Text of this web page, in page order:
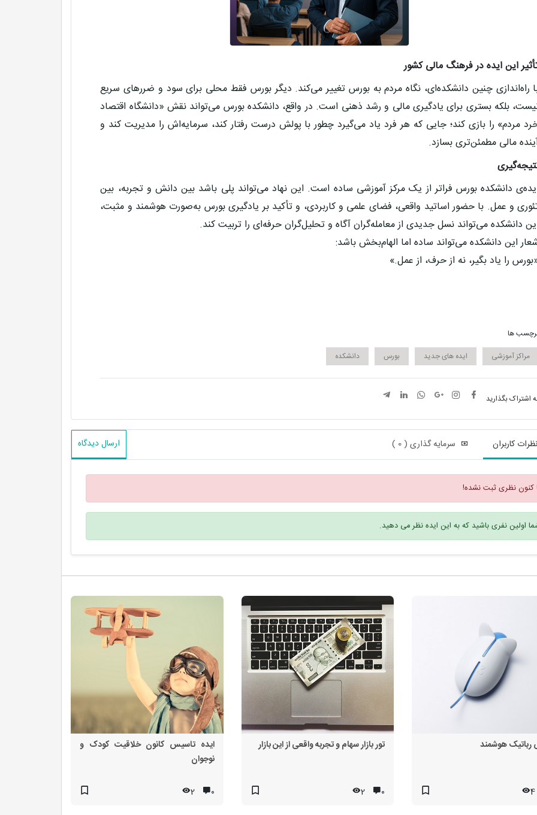
این ایده در فرهنگ مالی کشور
راه‌اندازی چنین دانشکده‌ای، نگاه مردم به بورس تغییر می‌کند. دیگر بورس فقط محلی برای سود و ضررهای سریع
بلکه بستری برای یادگیری مالی و رشد ذهنی است. در واقع، دانشکده بورس می‌تواند نقش «دانشگاه اقتصاد
مردم» را بازی کند؛ جایی که هر فرد یاد می‌گیرد چطور با پولش درست رفتار کند، سرمایه‌اش را مدیریت کند و
مالی مطمئن‌تری بسازد.
دانشکده بورس فراتر از یک مرکز آموزشی ساده است. این نهاد می‌تواند پلی باشد بین دانش و تجربه، بین
و عمل. با حضور اساتید واقعی، فضای علمی و کاربردی، و تأکید بر یادگیری بورس به‌صورت هوشمند و مثبت،
دانشکده می‌تواند نسل جدیدی از معامله‌گران آگاه و تحلیل‌گران حرفه‌ای را تربیت کند.
این دانشکده می‌تواند ساده اما الهام‌بخش باشد:
را یاد بگیر، نه از حرف، از عمل.»
ها
مراکز آموزشی
ایده های جدید بورس دانشکده
اشتراک بگذارید
نظرات کاربران سرمایه گذاری ( 0 ) ارسال دیدگاه
کنون نظری ثبت نشده!
اولین نفری باشید که به این ایده نظر می دهید.
هوشمند
4
تور بازار سهام و تجربه واقعی از این بازار
۰ 2
ایده تاسیس کانون خلاقیت کودک و
نوجوان
۰ 2